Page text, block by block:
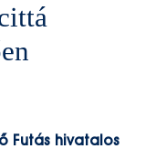
Futás hivatalos